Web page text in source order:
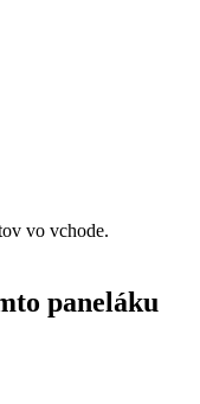
vo vchode.
paneláku